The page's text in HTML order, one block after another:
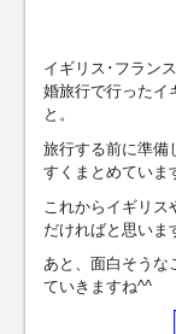
イギリス･フラン
婚旅行で行ったイ
と。
旅行する前に準備
すくまとめていま
これからイギリ
だければと思いま
あと、面白そうな
ていきますね^^